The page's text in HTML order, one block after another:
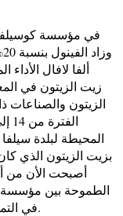
ألفا لافال
زيت الزيتون في
المحيطة لبلدة
بزيت الزيتون الذي
أصبحت الأن من
الطموحة بين مؤسسة
في التمهيد لعصر جديد من إنتاج زيت الزيتون الفاخر.